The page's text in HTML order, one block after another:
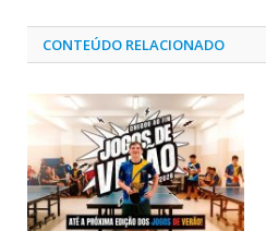
CONTEÚDO RELACIONADO